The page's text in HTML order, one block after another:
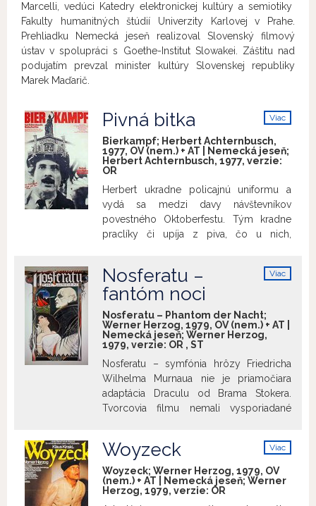
Marcelli, vedúci Katedry elektronickej kultúry a semiotiky
Fakulty humanitných štúdií Univerzity Karlovej v Prahe.
Prehliadku Nemecká jeseň realizoval Slovenský filmový
ústav v spolupráci s Goethe-Institut Slowakei. Záštitu nad
podujatím prevzal minister kultúry Slovenskej republiky
Marek Maďarič.
Viac
Pivná bitka
Bierkampf; Herbert Achternbusch,
1977, OV (nem.) + AT | Nemecká jeseň;
Herbert Achternbusch, 1977, verzie:
OR
Herbert ukradne policajnú uniformu a
vydá sa medzi davy návštevníkov
povestného Oktoberfestu. Tým kradne
praclíky či upíja z piva, čo u nich,
policajt, ktorému Herbert ukradol
uniformu... Film sa nakrúcal počas
tak (minimálne niektoré) reakcie ľudí na
Herbertovo počínanie, ktoré vo filme
sledujeme, sú autentické.
Viac
Nosferatu –
fantóm noci
Nosferatu – Phantom der Nacht;
Werner Herzog, 1979, OV (nem.) + AT |
Nemecká jeseň; Werner Herzog,
1979, verzie: OR , ST
Nosferatu – symfónia hrôzy Friedricha
Wilhelma Murnaua nie je priamočiara
adaptácia Draculu od Brama Stokera.
Tvorcovia filmu nemali vysporiadané
nemu viacero viac či menej zásadných
zmien a úprav. Tak isto Herzogov
Nosferatu nie je priamočiarym remakom
Murnauovho filmu. Režisér však
Viac
Woyzeck
Woyzeck; Werner Herzog, 1979, OV
(nem.) + AT | Nemecká jeseň; Werner
Herzog, 1979, verzie: OR